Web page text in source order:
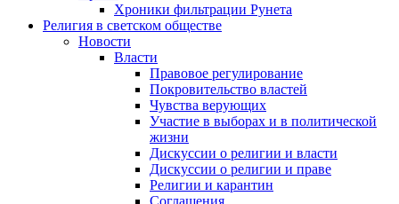
Хроники фильтрации Рунета
Религия в светском обществе
Новости
Власти
Правовое регулирование
Покровительство властей
Чувства верующих
Участие в выборах и в политической
жизни
Дискуссии о религии и власти
Дискуссии о религии и праве
Религии и карантин
Соглашения